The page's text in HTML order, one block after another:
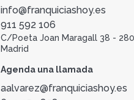
info@franquiciashoy.es
911 592 106
C/Poeta Joan Maragall 38 -
Madrid
Agenda una llamada
aalvarez@franquiciashoy.es